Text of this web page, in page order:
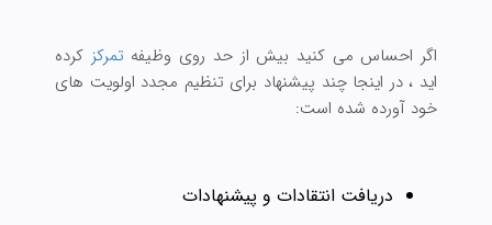
اگر احساس می کنید بیش از حد روی وظیفه تمرکز کرده
اید ، در اینجا چند پیشنهاد برای تنظیم مجدد اولویت های
خود آورده شده است:
دریافت انتقادات و پیشنهادات